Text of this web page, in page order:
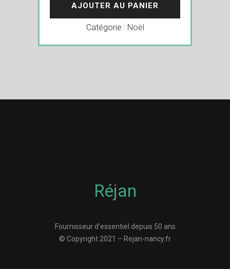
AJOUTER AU PANIER
Catégorie : Noël
Réjan
Fournisseur d’essentiel depuis 50 ans
© Copyright 2021 – Rejan-nancy.fr